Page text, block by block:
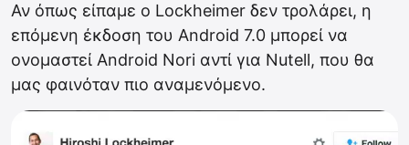
Αν όπως είπαμε ο Lockheimer δεν τρολάρει, η
επόμενη έκδοση του Android 7.0 μπορεί να
ονομαστεί Android Nori αντί για Nutell, που θα
μας φαινόταν πιο αναμενόμενο.